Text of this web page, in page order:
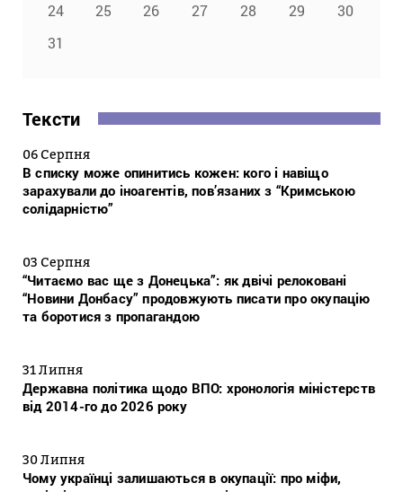
24
25 26 27 28 29
30
31
Тексти
06 Серпня
В списку може опинитись кожен: кого і навіщо
зарахували до іноагентів, пов’язаних з “Кримською
солідарністю”
03 Серпня
“Читаємо вас ще з Донецька”: як двічі релоковані
“Новини Донбасу” продовжують писати про окупацію
та боротися з пропагандою
31 Липня
Державна політика щодо ВПО: хронологія міністерств
від 2014-го до 2026 року
30 Липня
Чому українці залишаються в окупації: про міфи,